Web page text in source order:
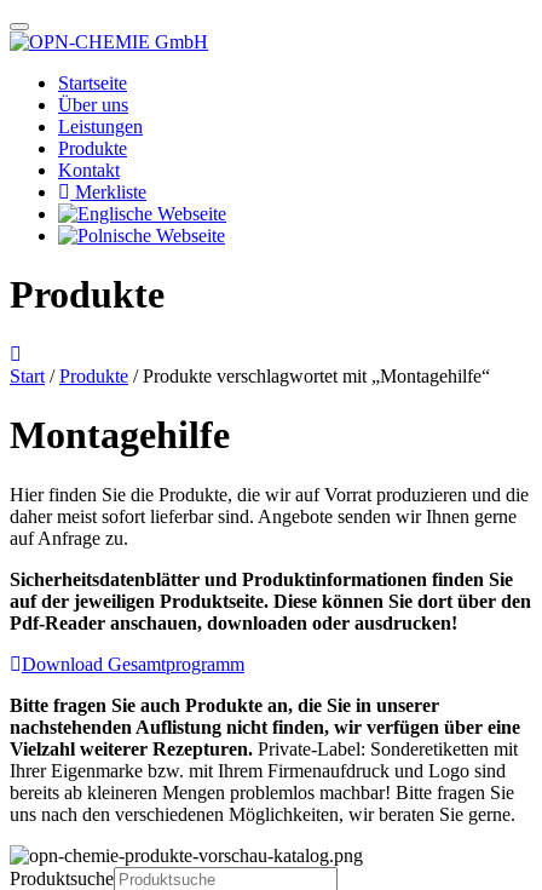
Startseite
Über uns
Leistungen
Produkte
Kontakt
Merkliste
Produkte
Start /Produkte / Produkte verschlagwortet mit „Montagehilfe“
Montagehilfe
Hier finden Sie die Produkte, die wir auf Vorrat produzieren und die
daher meist sofort lieferbar sind. Angebote senden wir Ihnen gerne
auf Anfrage zu.
Sicherheitsdatenblätter und Produktinformationen finden Sie
auf der jeweiligen Produktseite. Diese können Sie dort über den
Pdf-Reader anschauen, downloaden oder ausdrucken!
Download Gesamtprogramm
Bitte fragen Sie auch Produkte an, die Sie in unserer
nachstehenden Auflistung nicht finden, wir verfügen über eine
Vielzahl weiterer Rezepturen. Private-Label: Sonderetiketten mit
Ihrer Eigenmarke bzw. mit Ihrem Firmenaufdruck und Logo sind
bereits ab kleineren Mengen problemlos machbar! Bitte fragen Sie
uns nach den verschiedenen Möglichkeiten, wir beraten Sie gerne.
Produktsuche